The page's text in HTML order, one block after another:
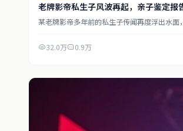
老牌影帝私生子风波再起，亲子鉴定
某老牌影帝多年前的私生子传闻再度浮出水
32.0万 0.9万